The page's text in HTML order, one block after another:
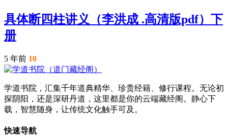
具体断四柱讲义（李洪成 .高清版pdf）下
册
5 年前 10
学道书院，汇集千年道典精华、珍贵经籍、修行课程。无论初
探阴阳，还是深研丹道，这里都是你的云端藏经阁。静心下
载，智慧随身，让传统文化触手可及。
快速导航